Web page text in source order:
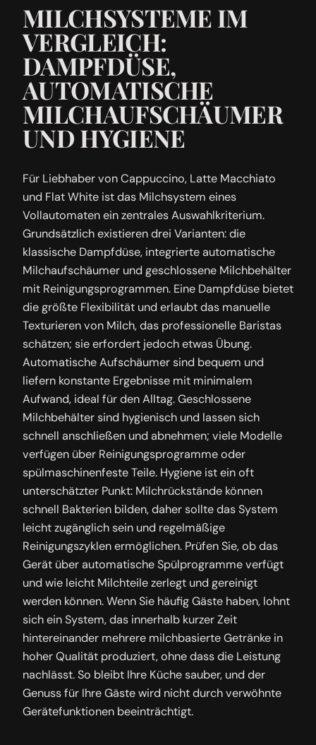
MILCHSYSTEME IM
VERGLEICH:
DAMPFDÜSE,
AUTOMATISCHE
MILCHAUFSCHÄUMER
UND HYGIENE
Für Liebhaber von Cappuccino, Latte Macchiato
und Flat White ist das Milchsystem eines
Vollautomaten ein zentrales Auswahlkriterium.
Grundsätzlich existieren drei Varianten: die
klassische Dampfdüse, integrierte automatische
Milchaufschäumer und geschlossene Milchbehälter
mit Reinigungsprogrammen. Eine Dampfdüse bietet
die größte Flexibilität und erlaubt das manuelle
Texturieren von Milch, das professionelle Baristas
schätzen; sie erfordert jedoch etwas Übung.
Automatische Aufschäumer sind bequem und
liefern konstante Ergebnisse mit minimalem
Aufwand, ideal für den Alltag. Geschlossene
Milchbehälter sind hygienisch und lassen sich
schnell anschließen und abnehmen; viele Modelle
verfügen über Reinigungsprogramme oder
spülmaschinenfeste Teile. Hygiene ist ein oft
unterschätzter Punkt: Milchrückstände können
schnell Bakterien bilden, daher sollte das System
leicht zugänglich sein und regelmäßige
Reinigungszyklen ermöglichen. Prüfen Sie, ob das
Gerät über automatische Spülprogramme verfügt
und wie leicht Milchteile zerlegt und gereinigt
werden können. Wenn Sie häufig Gäste haben, lohnt
sich ein System, das innerhalb kurzer Zeit
hintereinander mehrere milchbasierte Getränke in
hoher Qualität produziert, ohne dass die Leistung
nachlässt. So bleibt Ihre Küche sauber, und der
Genuss für Ihre Gäste wird nicht durch verwöhnte
Gerätefunktionen beeinträchtigt.